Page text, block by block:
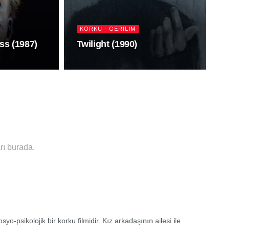
(1987)
KORKU - GERILIM
Twilight (1990)
burada.
psikolojik bir korku filmidir. Kız arkadaşının ailesi ile